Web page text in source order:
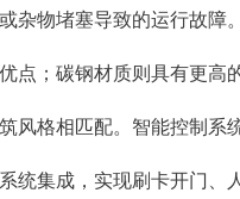
杂物堵塞导致的运行故障
点；碳钢材质则具有更高
风格相匹配。​智能控制系
统集成，实现刷卡开门、